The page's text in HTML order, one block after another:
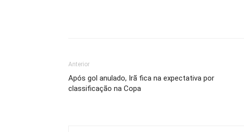
Anterior
Após gol anulado, Irã fica na expectativa por
classificação na Copa